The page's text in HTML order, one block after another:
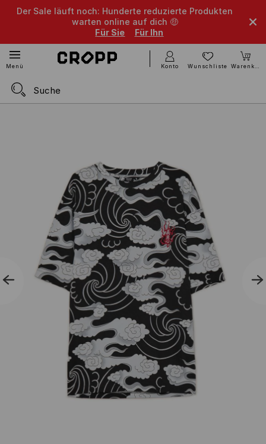
Der Sale läuft noch: Hunderte reduzierte Produkten
warten online auf dich 🤑
Für Sie
Für Ihn
Menü Konto Wunschliste Warenkorb